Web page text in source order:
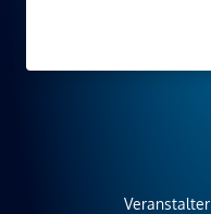
Veranstalter